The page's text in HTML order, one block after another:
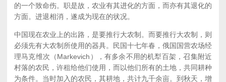
的一个致命伤。职是故，农业有其进化的方面，而亦有其退化的
方面。进退相消，遂成为现在的状况。
中国现在农业上的出路，是要推行大农制。而要推行大农制，则
必须先有大农制所使用的器具。民国十七年春，俄国国营农场经
理马克维次（Markevich），有多余不用的机犁百架，召集附近
村落的农民，许租给他们使用，而以他们所有的土地，共同耕种
为条件。当时加入的农民，其耕地，共计九千余亩。到秋天，增